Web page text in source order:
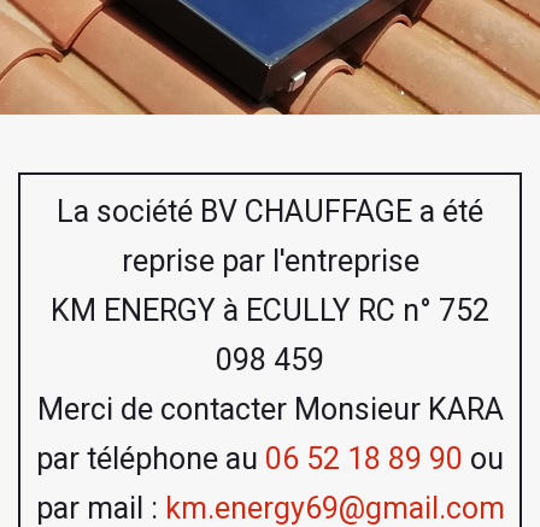
La société BV CHAUFFAGE a été
reprise par l'entreprise
KM ENERGY à ECULLY RC n° 752
098 459
Merci de contacter Monsieur KARA
par téléphone au 06 52 18 89 90 ou
par mail : km.energy69@gmail.com